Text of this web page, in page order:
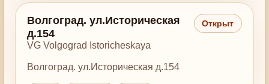
Волгоград. ул.Историческая
д.154
VG Volgograd Istoricheskaya
Открыт
Волгоград. ул.Историческая д.154